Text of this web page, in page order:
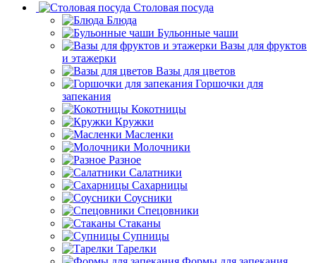
Столовая посуда
Блюда
Бульонные чаши
Вазы для фруктов
и этажерки
Вазы для цветов
Горшочки для
запекания
Кокотницы
Кружки
Масленки
Молочники
Разное
Салатники
Сахарницы
Соусники
Спецовники
Стаканы
Супницы
Тарелки